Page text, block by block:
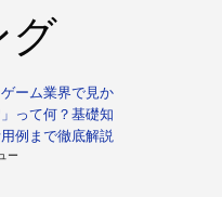
グ
ーム業界で見か
って何？基礎知
例まで徹底解説
ー